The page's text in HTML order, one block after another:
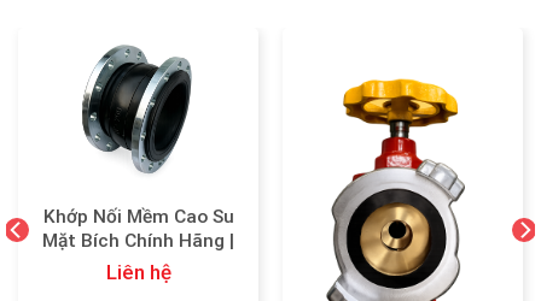
Khớp Nối Mềm Cao Su
Mặt Bích Chính Hãng |
Chống Rung, Giảm Chấn
Hiệu Quả
Liên hệ